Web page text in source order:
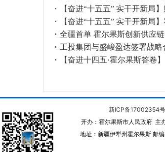
【奋进“十五五” 实干开新局
【奋进“十五五” 实干开新局
全疆首单 霍尔果斯创新供应
工投集团与盛峻盈达签署战略
【奋进十四五·霍尔果斯答卷
新ICP备17002354
开办：霍尔果斯市人民政府 主
地址：新疆伊犁州霍尔果斯